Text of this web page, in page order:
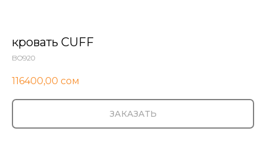
кровать CUFF
BO920
116400,00 сом
ЗАКАЗАТЬ